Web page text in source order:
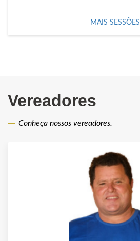
MAIS SESSÕES
Vereadores
Conheça nossos vereadores.